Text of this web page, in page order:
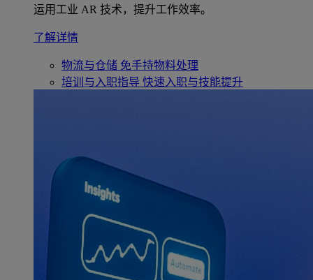
运用工业 AR 技术，提升工作效率。
了解详情
物流与仓储 免手持物料处理
培训与入职指导 快速入职与技能提升